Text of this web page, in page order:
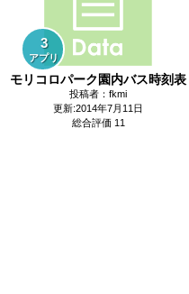
3
アプリ
モリコロパーク園内バス時刻表
投稿者：fkmi
更新:2014年7月11日
総合評価 11